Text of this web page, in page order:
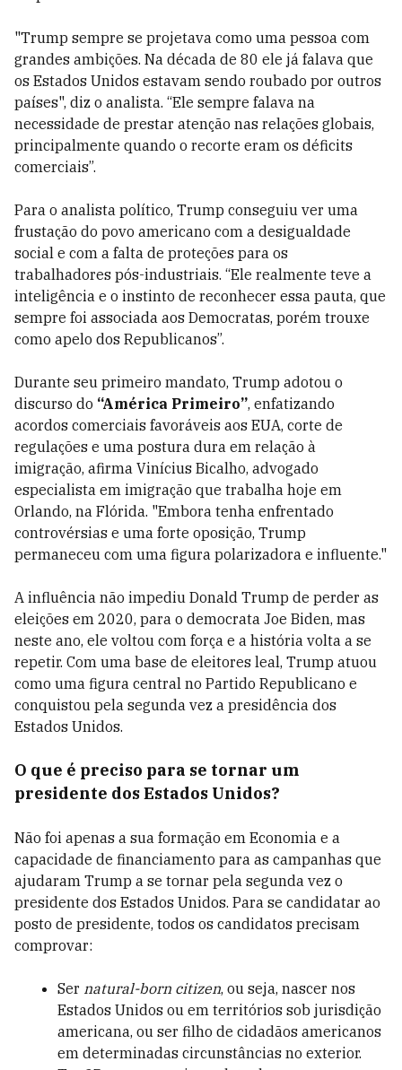
"Trump sempre se projetava como uma pessoa com
grandes ambições. Na década de 80 ele já falava que
os Estados Unidos estavam sendo roubado por outros
países", diz o analista. “Ele sempre falava na
necessidade de prestar atenção nas relações globais,
principalmente quando o recorte eram os déficits
comerciais”.
Para o analista político, Trump conseguiu ver uma
frustação do povo americano com a desigualdade
social e com a falta de proteções para os
trabalhadores pós-industriais. “Ele realmente teve a
inteligência e o instinto de reconhecer essa pauta, que
sempre foi associada aos Democratas, porém trouxe
como apelo dos Republicanos”.
Durante seu primeiro mandato, Trump adotou o
discurso do “América Primeiro”, enfatizando
acordos comerciais favoráveis aos EUA, corte de
regulações e uma postura dura em relação à
imigração, afirma Vinícius Bicalho, advogado
especialista em imigração que trabalha hoje em
Orlando, na Flórida. "Embora tenha enfrentado
controvérsias e uma forte oposição, Trump
permaneceu com uma figura polarizadora e influente."
A influência não impediu Donald Trump de perder as
eleições em 2020, para o democrata Joe Biden, mas
neste ano, ele voltou com força e a história volta a se
repetir. Com uma base de eleitores leal, Trump atuou
como uma figura central no Partido Republicano e
conquistou pela segunda vez a presidência dos
Estados Unidos.
O que é preciso para se tornar um
presidente dos Estados Unidos?
Não foi apenas a sua formação em Economia e a
capacidade de financiamento para as campanhas que
ajudaram Trump a se tornar pela segunda vez o
presidente dos Estados Unidos. Para se candidatar ao
posto de presidente, todos os candidatos precisam
comprovar:
Ser natural-born citizen, ou seja, nascer nos
Estados Unidos ou em territórios sob jurisdição
americana, ou ser filho de cidadãos americanos
em determinadas circunstâncias no exterior.